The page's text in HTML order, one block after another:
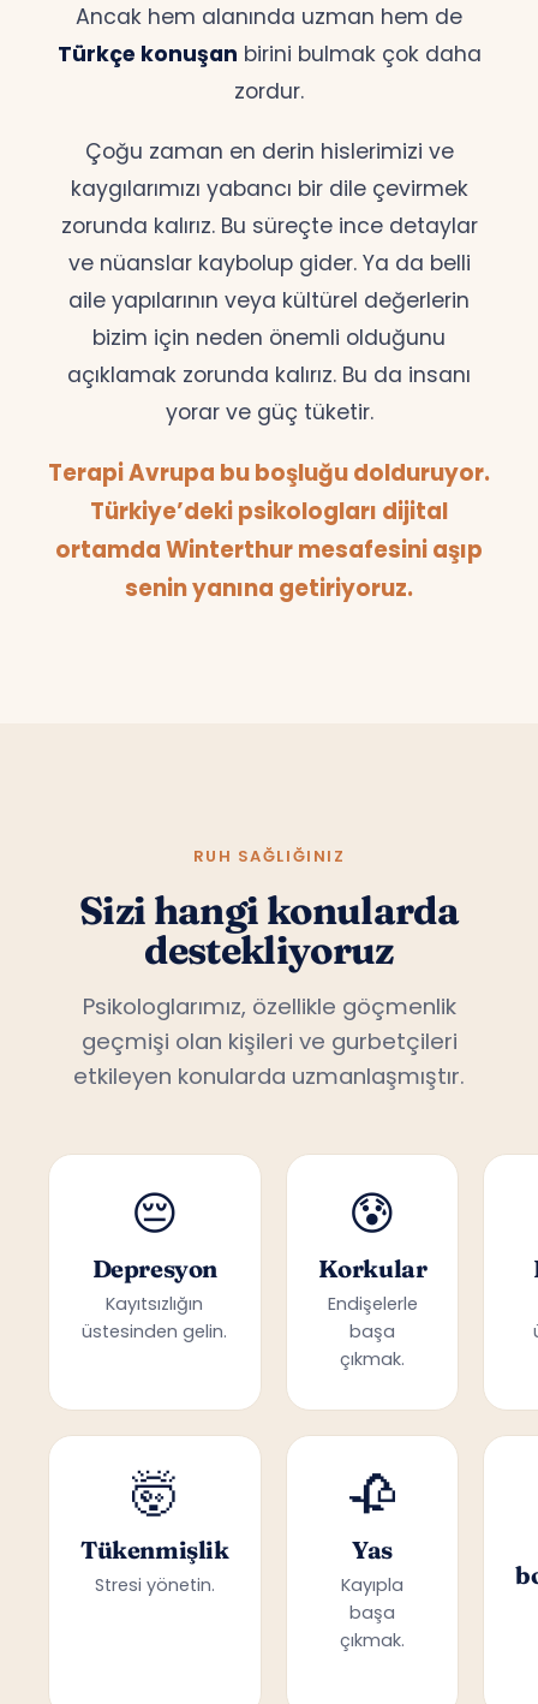
Ancak hem alanında uzman hem de
Türkçe konuşan birini bulmak çok daha
zordur.
Çoğu zaman en derin hislerimizi ve
kaygılarımızı yabancı bir dile çevirmek
zorunda kalırız. Bu süreçte ince detaylar
ve nüanslar kaybolup gider. Ya da belli
aile yapılarının veya kültürel değerlerin
bizim için neden önemli olduğunu
açıklamak zorunda kalırız. Bu da insanı
yorar ve güç tüketir.
Terapi Avrupa bu boşluğu dolduruyor.
Türkiye’deki psikologları dijital
ortamda Winterthur mesafesini aşıp
senin yanına getiriyoruz.
RUH SAĞLIĞINIZ
Sizi hangi konularda
destekliyoruz
Psikologlarımız, özellikle göçmenlik
geçmişi olan kişileri ve gurbetçileri
etkileyen konularda uzmanlaşmıştır.
😔
Depresyon
Kayıtsızlığın
üstesinden gelin.
😰
Korkular
Endişelerle
başa
çıkmak.
🤯
Tükenmişlik
Stresi yönetin.
🥀
Yas
Kayıpla
başa
çıkmak.